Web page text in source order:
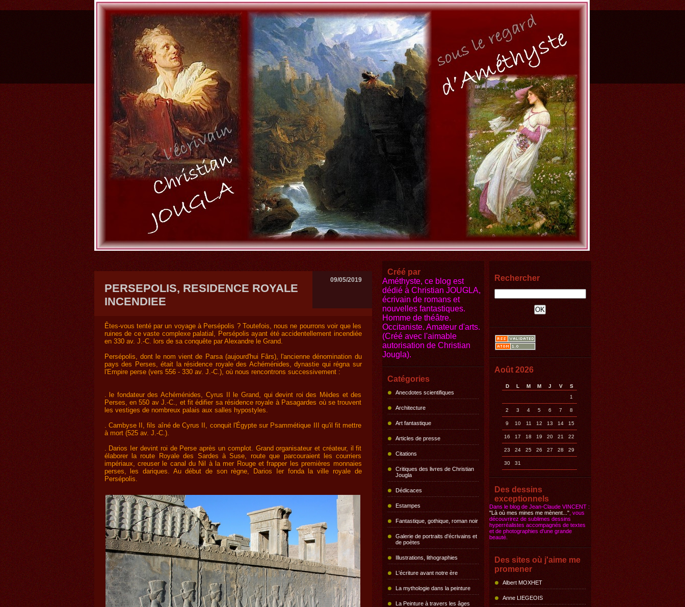
Rechercher
Août 2026
D L M M J V
S
1
2 3 4 5 6 7 8
9 10 11 12 13 14 15
16 17 18 19 20 21 22
23 24 25 26 27 28 29
30 31
Des dessins
exceptionnels
Dans le blog de Jean-Claude VINCENT :
"Là où mes mines me mènent...", vous
découvrirez de sublimes dessins
hyperréalistes accompagnés de textes
et de photographies d'une grande
beauté.
Des sites où j'aime me
promener
Albert MOXHET
Anne LIEGEOIS
Créé par
Améthyste, ce blog est
dédié à Christian JOUGLA,
écrivain de romans et
nouvelles fantastiques.
Homme de théâtre.
Occitaniste. Amateur d'arts.
(Créé avec l'aimable
autorisation de Christian
Jougla).
Catégories
Anecdotes scientifiques
Architecture
Art fantastique
Articles de presse
Citations
Critiques des livres de Christian
Jougla
Dédicaces
Estampes
Fantastique, gothique, roman noir
Galerie de portraits d'écrivains et
de poètes
Illustrations, lithographies
L'écriture avant notre ère
La mythologie dans la peinture
La Peinture à travers les âges
09/05/2019
PERSEPOLIS, RESIDENCE ROYALE
INCENDIEE
Êtes-vous tenté par un voyage à Persépolis ? Toutefois, nous ne pourrons voir que les
ruines de ce vaste complexe palatial, Persépolis ayant été accidentellement incendiée
en 330 av. J.-C. lors de sa conquête par Alexandre le Grand.
Persépolis, dont le nom vient de Parsa (aujourd'hui Fârs), l'ancienne dénomination du
pays des Perses, était la résidence royale des Achéménides, dynastie qui régna sur
l'Empire perse (vers 556 - 330 av. J.-C.), où nous rencontrons successivement :
. le fondateur des Achéménides, Cyrus II le Grand, qui devint roi des Mèdes et des
Perses, en 550 av J.-C., et fit édifier sa résidence royale à Pasagardes où se trouvent
les vestiges de nombreux palais aux salles hypostyles.
. Cambyse II, fils aîné de Cyrus II, conquit l'Égypte sur Psammétique III qu'il fit mettre
à mort (525 av. J.-C.).
. Darios Ier devint roi de Perse après un complot. Grand organisateur et créateur, il fit
élaborer la route Royale des Sardes à Suse, route que parcouraient les courriers
impériaux, creuser le canal du Nil à la mer Rouge et frapper les premières monnaies
perses, les dariques. Au début de son règne, Darios Ier fonda la ville royale de
Persépolis.